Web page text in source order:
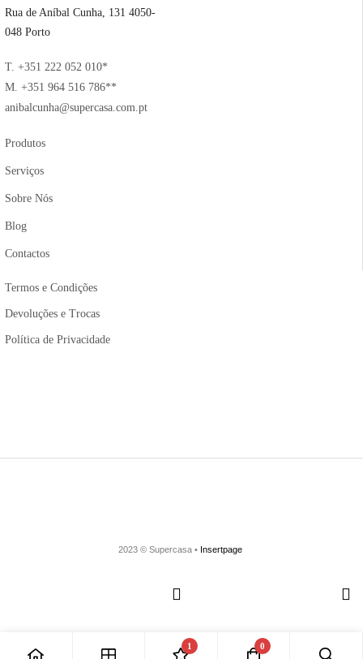
Rua de Aníbal Cunha, 131 4050-
048 Porto
T. +351 222 052 010*
M. +351 964 516 786**
anibalcunha@supercasa.com.pt
Produtos
Serviços
Sobre Nós
Blog
Contactos
Termos e Condições
Devoluções e Trocas
Política de Privacidade
2023 © Supercasa • Insertpage
1 0